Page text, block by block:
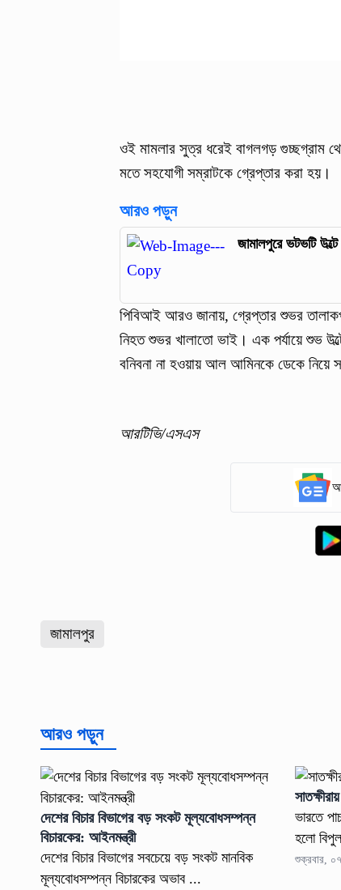
ওই মামলার সুত্র ধরেই বাগলগড় গুচ্ছগ্রাম
মতে সহযোগী সম্রাটকে গ্রেপ্তার করা হয়।
আরও পড়ুন
জামালপুরে ভটভটি
পিবিআই আরও জানায়, গ্রেপ্তার শুভর
নিহত শুভর খালাতো ভাই। এক পর্যায়ে শুভ
বনিবনা না হওয়ায় আল আমিনকে ডেকে নিয়ে
আরটিভি/এসএস
জামালপুর
আরও পড়ুন
দেশের বিচার বিভাগের বড় সংকট মূল্যবোধসম্পন্ন
বিচারকের: আইনমন্ত্রী
দেশের বিচার বিভাগের সবচেয়ে বড় সংকট মানবিক
মূল্যবোধসম্পন্ন বিচারকের অভাব ...
ভারতে
হলো
শুক্রবার,